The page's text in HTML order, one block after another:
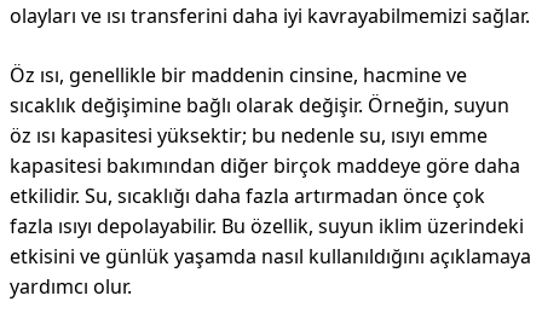
olayları ve ısı transferini daha iyi kavrayabilmemizi sağlar.
Öz ısı, genellikle bir maddenin cinsine, hacmine ve
sıcaklık değişimine bağlı olarak değişir. Örneğin, suyun
öz ısı kapasitesi yüksektir; bu nedenle su, ısıyı emme
kapasitesi bakımından diğer birçok maddeye göre daha
etkilidir. Su, sıcaklığı daha fazla artırmadan önce çok
fazla ısıyı depolayabilir. Bu özellik, suyun iklim üzerindeki
etkisini ve günlük yaşamda nasıl kullanıldığını açıklamaya
yardımcı olur.